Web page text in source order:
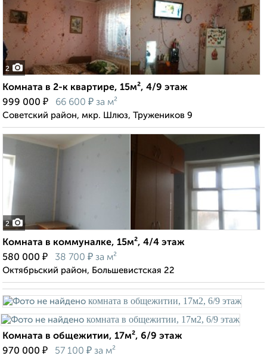
2
Комната в 2-к квартире, 15м², 4/9 этаж
999 000 ₽ 66 600 ₽ за м²
Советский район, мкр. Шлюз, Тружеников 9
2
Комната в коммуналке, 15м², 4/4 этаж
580 000 ₽ 38 700 ₽ за м²
Октябрьский район, Большевистская 22
Комната в общежитии, 17м², 6/9 этаж
970 000 ₽ 57 100 ₽ за м²